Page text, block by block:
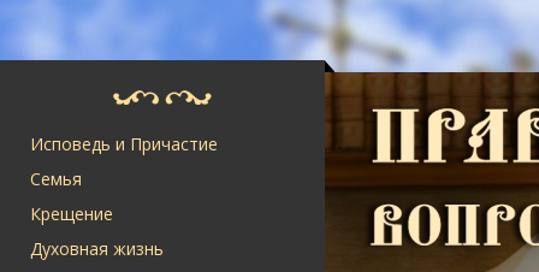
Исповедь и Причастие
Семья
Крещение
Духовная жизнь